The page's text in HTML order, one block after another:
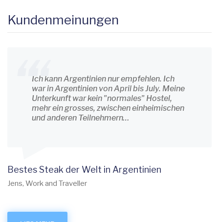
Kundenmeinungen
Ich kann Argentinien nur empfehlen. Ich
war in Argentinien von April bis July. Meine
Unterkunft war kein "normales" Hostel,
mehr ein grosses, zwischen einheimischen
und anderen Teilnehmern…
Bestes Steak der Welt in Argentinien
Jens, Work and Traveller